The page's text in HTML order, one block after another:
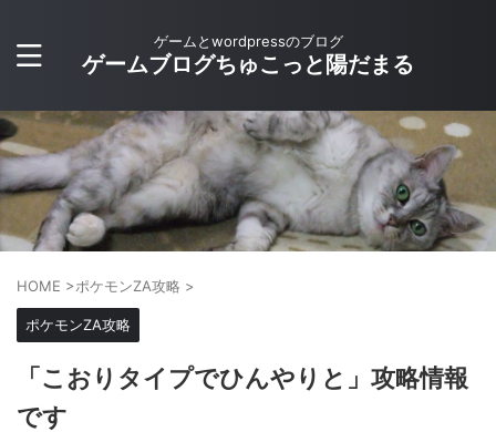
ゲームとwordpressのブログ
ゲームブログちゅこっと陽だまる
HOME >ポケモンZA攻略 >
ポケモンZA攻略
「こおりタイプでひんやりと」攻略情報
です